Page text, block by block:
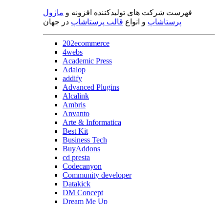
فهرست شرکت های تولیدکننده افزونه و ماژول
پرستاشاپ و انواع قالب پرستاشاپ در جهان
202ecommerce
4webs
Academic Press
Adalop
addify
Advanced Plugins
Alcalink
Ambris
Anvanto
Arte & Informatica
Best Kit
Business Tech
BuyAddons
cd presta
Codecanyon
Community developer
Datakick
DM Concept
Dream Me Up